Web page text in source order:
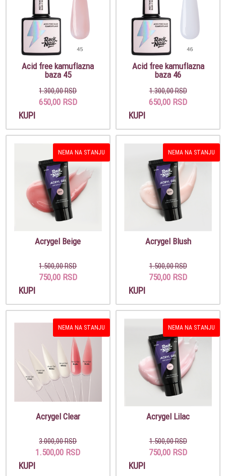
Acid free kamuflazna
baza 45
1.300,00 RSD
650,00 RSD
KUPI
Acid free kamuflazna
baza 46
1.300,00 RSD
650,00 RSD
KUPI
NEMA NA STANJU
Acrygel Beige
1.500,00 RSD
750,00 RSD
KUPI
NEMA NA STANJU
Acrygel Blush
1.500,00 RSD
750,00 RSD
KUPI
NEMA NA STANJU
Acrygel Clear
3.000,00 RSD
1.500,00 RSD
KUPI
NEMA NA STANJU
Acrygel Lilac
1.500,00 RSD
750,00 RSD
KUPI